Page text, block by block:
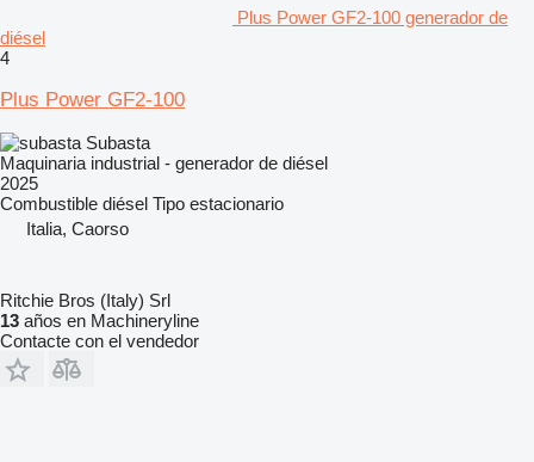
Plus Power GF2-100 generador de
diésel
4
Plus Power GF2-100
Subasta
Maquinaria industrial - generador de diésel
2025
Combustible diésel Tipo estacionario
Italia, Caorso
Ritchie Bros (Italy) Srl
13 años en Machineryline
Contacte con el vendedor